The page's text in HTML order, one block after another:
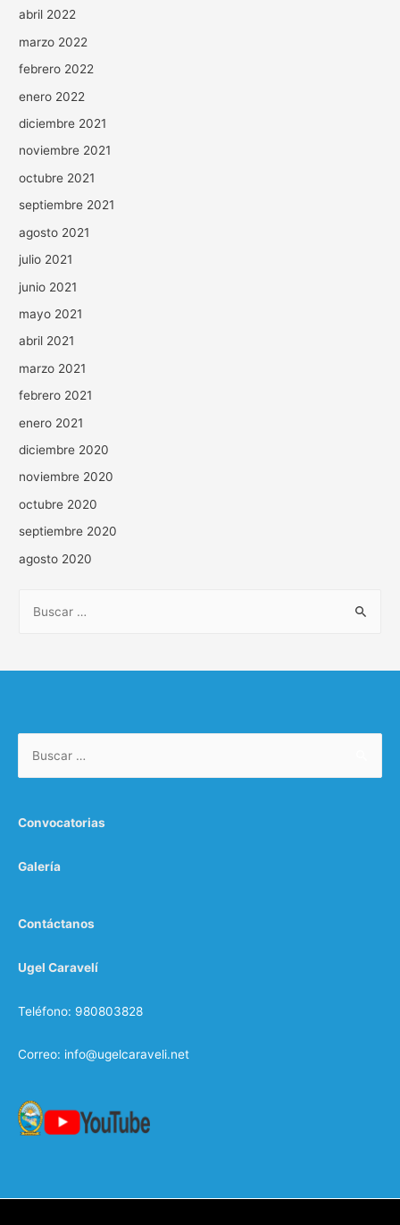
abril 2022
marzo 2022
febrero 2022
enero 2022
diciembre 2021
noviembre 2021
octubre 2021
septiembre 2021
agosto 2021
julio 2021
junio 2021
mayo 2021
abril 2021
marzo 2021
febrero 2021
enero 2021
diciembre 2020
noviembre 2020
octubre 2020
septiembre 2020
agosto 2020
Convocatorias
Galería
Contáctanos
Ugel Caravelí
Teléfono: 980803828
Correo: info@ugelcaraveli.net